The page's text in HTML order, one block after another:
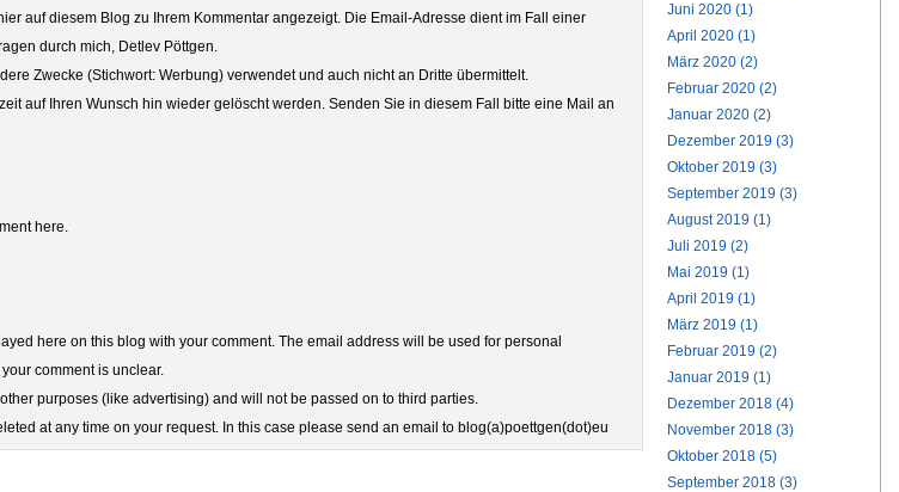
auf diesem Blog zu Ihrem Kommentar angezeigt. Die Email-Adresse dient im Fall einer
durch mich, Detlev Pöttgen.
Zwecke (Stichwort: Werbung) verwendet und auch nicht an Dritte übermittelt.
auf Ihren Wunsch hin wieder gelöscht werden. Senden Sie in diesem Fall bitte eine Mail an
here.
here on this blog with your comment. The email address will be used for personal
comment is unclear.
purposes (like advertising) and will not be passed on to third parties.
at any time on your request. In this case please send an email to blog(a)poettgen(dot)eu
Juni 2020 (1)
April 2020 (1)
März 2020 (2)
Februar 2020 (2)
Januar 2020 (2)
Dezember 2019 (3)
Oktober 2019 (3)
September 2019 (3)
August 2019 (1)
Juli 2019 (2)
Mai 2019 (1)
April 2019 (1)
März 2019 (1)
Februar 2019 (2)
Januar 2019 (1)
Dezember 2018 (4)
November 2018 (3)
Oktober 2018 (5)
September 2018 (3)